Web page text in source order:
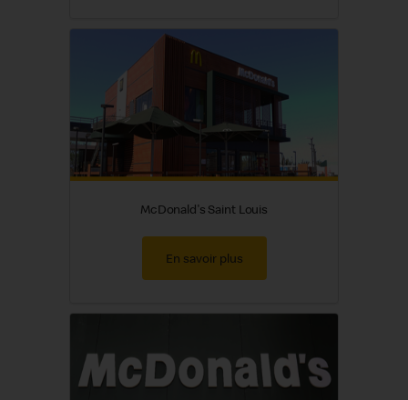
McDonald's Saint Louis
En savoir plus